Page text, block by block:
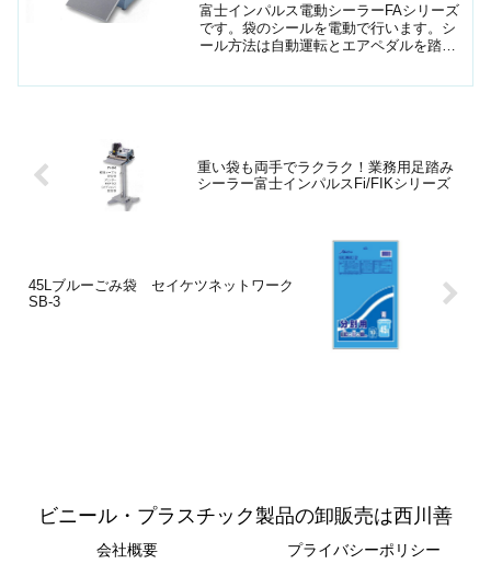
富士インパルス電動シーラーFAシリーズ
です。袋のシールを電動で行います。シ
ール方法は自動運転とエアペダルを踏む
重い袋も両手でラクラク！業務用足踏み
シーラー富士インパルスFi/FIKシリーズ
45Lブルーごみ袋 セイケツネットワーク
SB-3
ビニール・プラスチック製品の卸販売は西川善
会社概要 プライバシーポリシー